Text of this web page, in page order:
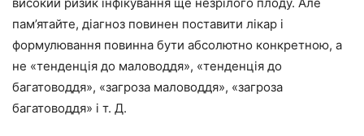
пам’ятайте, діагноз повинен поставити лікар і
формулювання повинна бути абсолютно конкретною, а
не «тенденція до маловоддя», «тенденція до
багатоводдя», «загроза маловоддя», «загроза
багатоводдя» і т. Д.